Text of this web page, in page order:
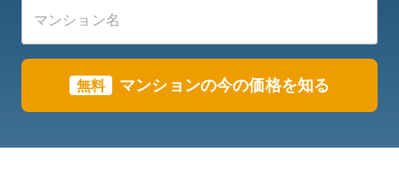
無料 マンションの今の価格を知る